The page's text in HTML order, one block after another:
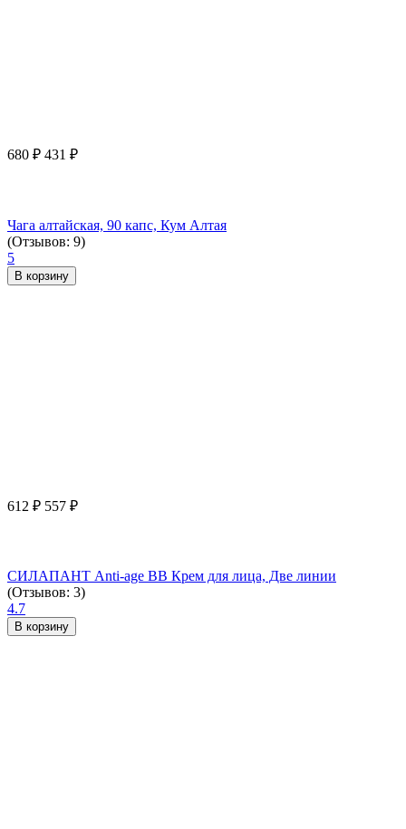
680 ₽ 431 ₽
Чага алтайская, 90 капс, Кум Алтая
(Отзывов: 9)
5
В корзину
612 ₽ 557 ₽
СИЛАПАНТ Anti-age ВВ Крем для лица, Две линии
(Отзывов: 3)
4.7
В корзину